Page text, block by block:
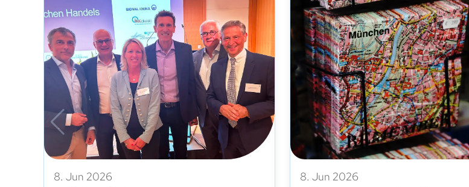
8. Jun 2026 8. Jun 2026